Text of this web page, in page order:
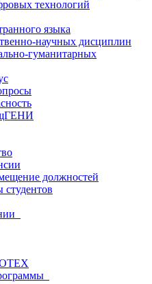
технологий
языка
научных дисциплин
гуманитарных
должностей
студентов